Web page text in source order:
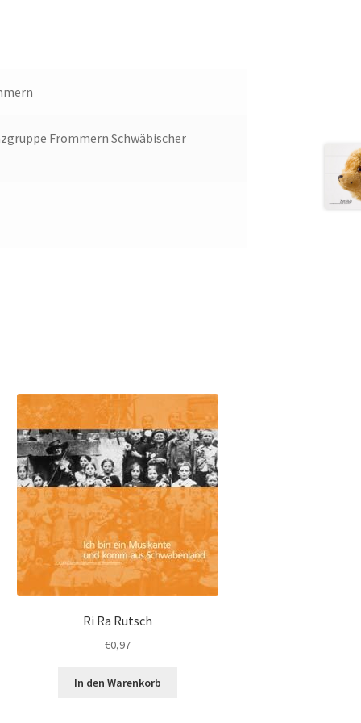
Frommern Schwäbischer
Ri Ra Rutsch
€0,97
In den Warenkorb